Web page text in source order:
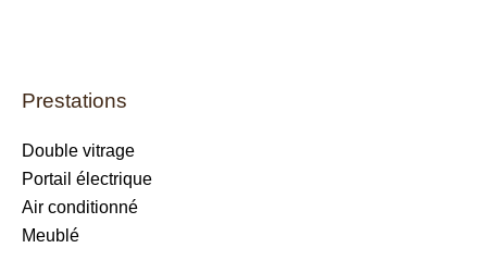
Prestations
Double vitrage
Portail électrique
Air conditionné
Meublé